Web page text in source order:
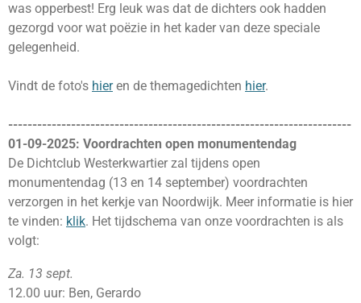
was opperbest! Erg leuk was dat de dichters ook hadden
gezorgd voor wat poëzie in het kader van deze speciale
gelegenheid.
Vindt de foto's hieren de themagedichten hier.
-----------------------------------------------------------------------
01-09-2025: Voordrachten open monumentendag
De Dichtclub Westerkwartier zal tijdens open
monumentendag (13 en 14 september) voordrachten
verzorgen in het kerkje van Noordwijk. Meer informatie is hier
te vinden: klik. Het tijdschema van onze voordrachten is als
volgt:
Za. 13 sept.
12.00 uur: Ben, Gerardo